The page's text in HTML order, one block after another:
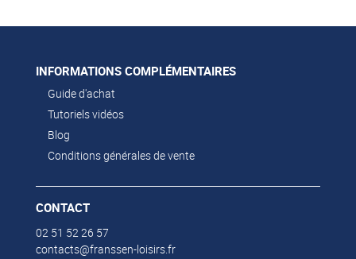
INFORMATIONS COMPLÉMENTAIRES
Guide d'achat
Tutoriels vidéos
Blog
Conditions générales de vente
CONTACT
02 51 52 26 57
contacts@franssen-loisirs.fr